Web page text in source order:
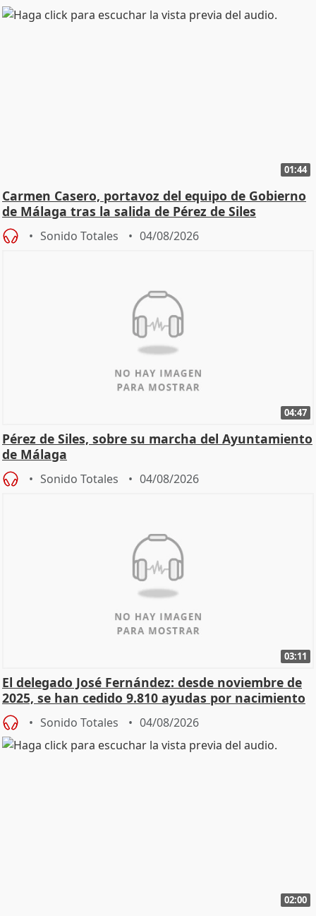
01:44
Carmen Casero, portavoz del equipo de Gobierno
de Málaga tras la salida de Pérez de Siles
Sonido Totales 04/08/2026
04:47
Pérez de Siles, sobre su marcha del Ayuntamiento
de Málaga
Sonido Totales 04/08/2026
03:11
El delegado José Fernández: desde noviembre de
2025, se han cedido 9.810 ayudas por nacimiento
Sonido Totales 04/08/2026
02:00